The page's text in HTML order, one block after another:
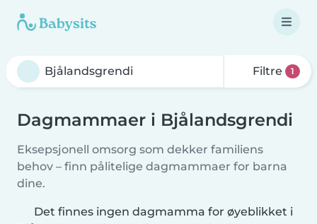
Filtre 1
Dagmammaer i Bjålandsgrendi
Eksepsjonell omsorg som dekker familiens
behov – finn pålitelige dagmammaer for barna
dine.
Det finnes ingen dagmamma for øyeblikket i